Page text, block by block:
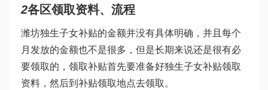
2各区领取资料、流程
潍坊独生子女补贴的金额并没有具体明确，并且每个
月发放的金额也不是很多，但是长期来说还是很有必
要领取的，领取补贴首先要准备好独生子女补贴领取
资料，然后到补贴领取地点去领取。